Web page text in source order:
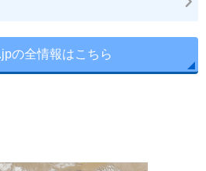
の全情報はこちら